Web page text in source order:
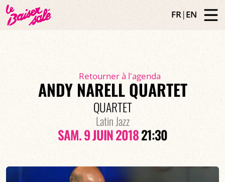
FR|EN
Retourner à l'agenda
ANDY NARELL QUARTET
QUARTET
Latin Jazz
SAM. 9 JUIN 201821:30